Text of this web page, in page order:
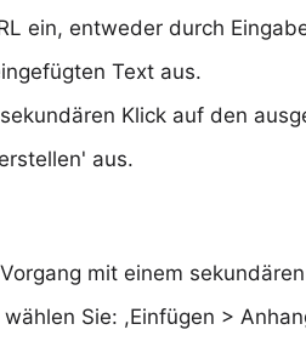
ein, entweder durch
Text aus.
Klick auf den
aus.
mit einem
Sie: ,Einfügen >